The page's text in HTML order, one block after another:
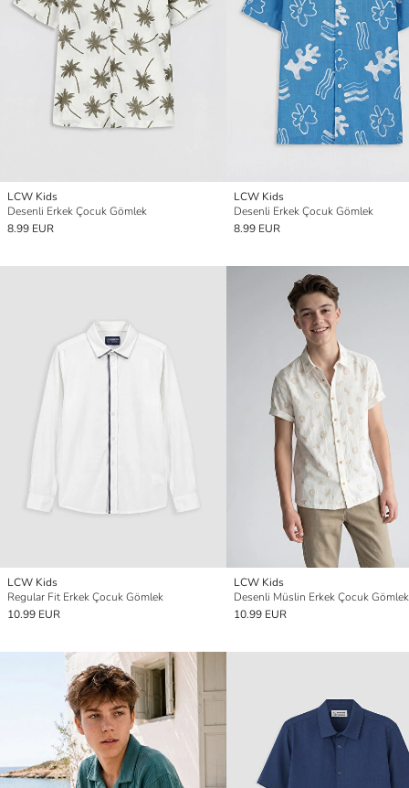
LCW Kids
Desenli Erkek Çocuk Gömlek
8.99 EUR
LCW Kids
Desenli Erkek Çocuk Gömlek
8.99 EUR
LCW Kids
Regular Fit Erkek Çocuk Gömlek
10.99 EUR
LCW Kids
Desenli Müslin Erkek Çocuk Gömlek
10.99 EUR